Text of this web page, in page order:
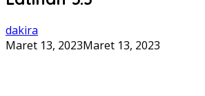
dakira
Maret 13, 2023Maret 13, 2023